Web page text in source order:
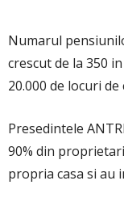
Numarul
crescut de la 350
20.000 de locuri de
Presedintele
90% din
propria casa si au